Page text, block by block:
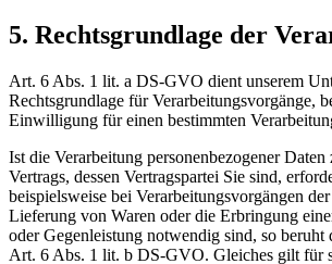
5. Rechtsgrundlage der
Art. 6 Abs. 1 lit. a DS-GVO dient unserem
Rechtsgrundlage für Verarbeitungsvorgänge,
Einwilligung für einen bestimmten
Ist die Verarbeitung personenbezogener
Vertrags, dessen Vertragspartei Sie sind,
beispielsweise bei Verarbeitungsvorgängen
Lieferung von Waren oder die Erbringung
oder Gegenleistung notwendig sind, so beruht
Art. 6 Abs. 1 lit. b DS-GVO. Gleiches gilt für